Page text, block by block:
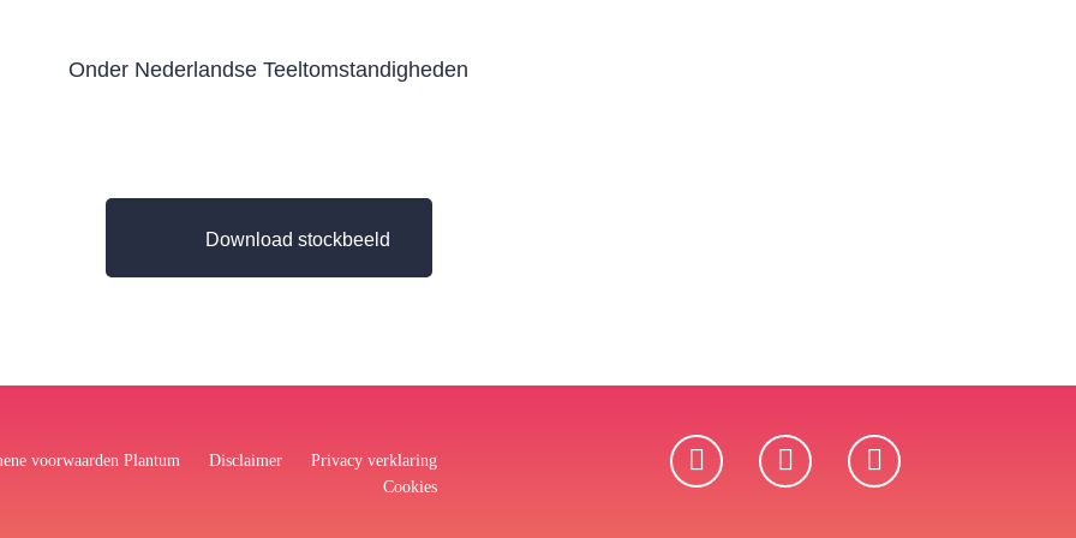
Onder Nederlandse Teeltomstandigheden
Download stockbeeld
voorwaarden Plantum Disclaimer
Privacy verklaring
Cookies